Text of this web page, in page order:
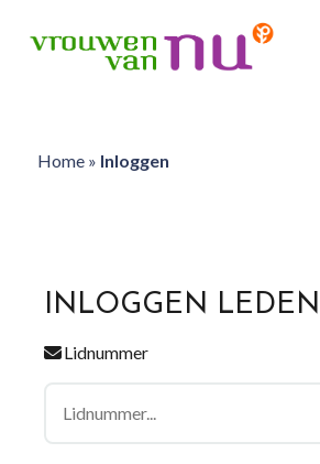
Home» Inloggen
INLOGGEN LEDEN
Lidnummer